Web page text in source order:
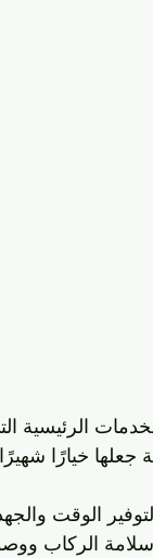
الرئيسية
جعلها خيارًا
الوقت
الركاب